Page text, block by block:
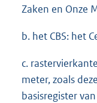
Zaken en Onze
b. het CBS: het
c.
meter, zoals
basisregister